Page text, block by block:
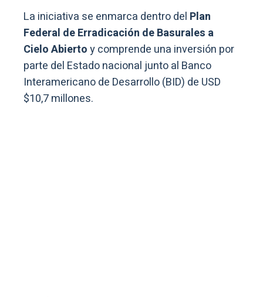
La iniciativa se enmarca dentro del Plan
Federal de Erradicación de Basurales a
Cielo Abiertoy comprende una inversión por
parte del Estado nacional junto al Banco
Interamericano de Desarrollo (BID) de USD
$10,7 millones.